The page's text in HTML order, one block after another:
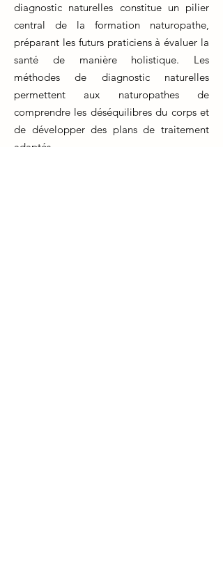
diagnostic naturelles constitue un pilier
central de la formation naturopathe,
préparant les futurs praticiens à évaluer la
santé de manière holistique. Les
méthodes de diagnostic naturelles
permettent aux naturopathes de
comprendre les déséquilibres du corps et
de développer des plans de traitement
adaptés.